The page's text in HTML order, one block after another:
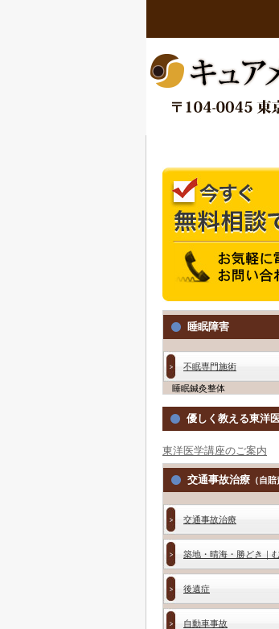
睡眠障害
不眠専門施術
睡眠鍼灸整体
優しく教える東洋
東洋医学講座のご案内
交通事故治療 （自賠
交通事故治療
築地・晴海・勝どき｜
後遺症
自動車事故